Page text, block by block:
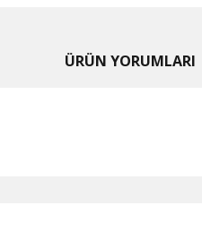
ÜRÜN YORUMLARI